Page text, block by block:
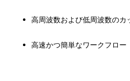
高周波数および低周波数のカ
高速かつ簡単なワークフロー